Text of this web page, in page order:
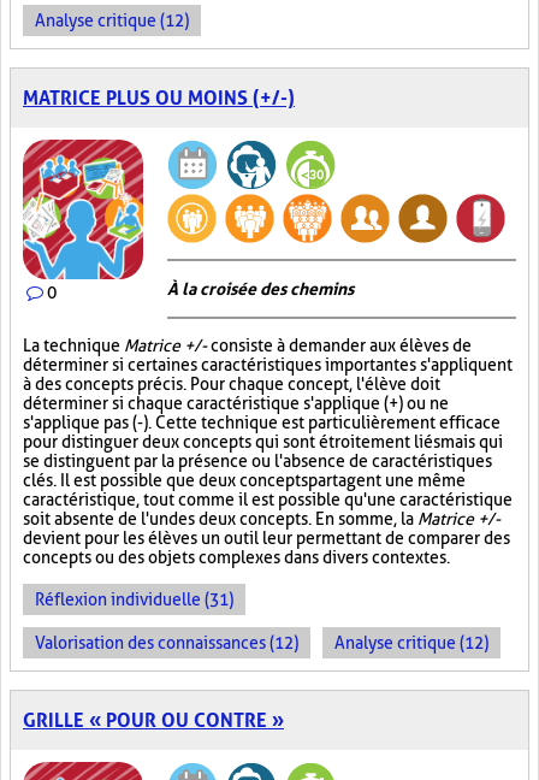
Analyse critique (12)
MATRICE PLUS OU MOINS (+/-)
0 À la croisée des chemins
La technique Matrice +/-consiste à demander aux élèves de
déterminer si certaines caractéristiques importantes s'appliquent
à des concepts précis. Pour chaque concept, l'élève doit
déterminer si chaque caractéristique s'applique (+) ou ne
s'applique pas (-). Cette technique est particulièrement efficace
pour distinguer deux concepts qui sont étroitement liés mais qui
se distinguent par la présence ou l'absence de caractéristiques
clés. Il est possible que deux concepts partagent une même
caractéristique, tout comme il est possible qu'une caractéristique
soit absente de l'un des deux concepts. En somme, la Matrice +/-
devient pour les élèves un outil leur permettant de comparer des
concepts ou des objets complexes dans divers contextes.
Réflexion individuelle (31)
Valorisation des connaissances (12) Analyse critique (12)
GRILLE « POUR OU CONTRE »